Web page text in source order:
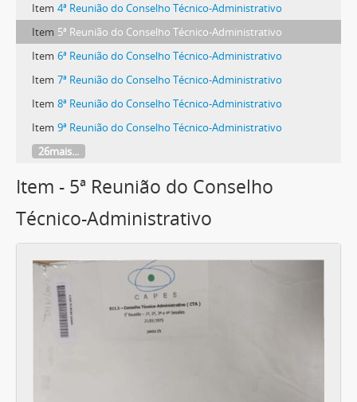
Item 4ª Reunião do Conselho Técnico-Administrativo
Item 5ª Reunião do Conselho Técnico-Administrativo
Item 6ª Reunião do Conselho Técnico-Administrativo
Item 7ª Reunião do Conselho Técnico-Administrativo
Item 8ª Reunião do Conselho Técnico-Administrativo
Item 9ª Reunião do Conselho Técnico-Administrativo
26mais...
Item - 5ª Reunião do Conselho
Técnico-Administrativo